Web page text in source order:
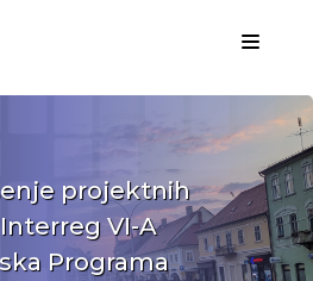
projektnih
VI-A
Programa